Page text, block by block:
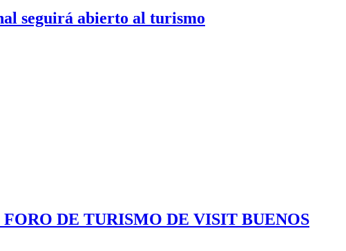
seguirá abierto al turismo
DE TURISMO DE VISIT BUENOS